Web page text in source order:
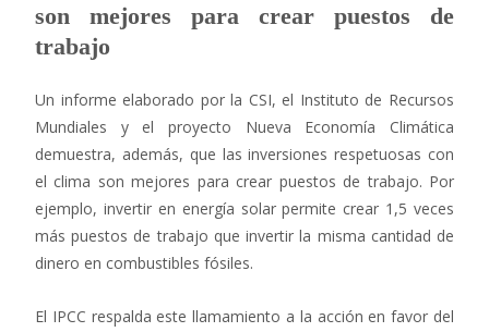
son mejores para crear puestos de
trabajo
Un informe elaborado por la CSI, el Instituto de Recursos
Mundiales y el proyecto Nueva Economía Climática
demuestra, además, que las inversiones respetuosas con
el clima son mejores para crear puestos de trabajo. Por
ejemplo, invertir en energía solar permite crear 1,5 veces
más puestos de trabajo que invertir la misma cantidad de
dinero en combustibles fósiles.
El IPCC respalda este llamamiento a la acción en favor del